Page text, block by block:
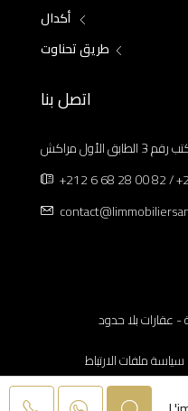
أكدال
طريق تحناوت
اتصل بنا
+212 6 68 28 00 82 /
بلا حدود
سياسة ملفات الارتباط